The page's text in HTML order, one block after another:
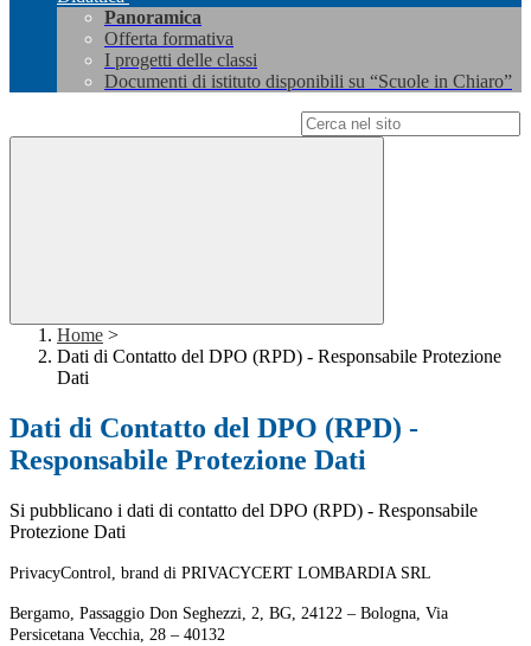
Panoramica
Offerta formativa
I progetti delle classi
Documenti di istituto disponibili su “Scuole in Chiaro”
Home >
Dati di Contatto del DPO (RPD) - Responsabile Protezione
Dati
Dati di Contatto del DPO (RPD) -
Responsabile Protezione Dati
Si pubblicano i dati di contatto del DPO (RPD) - Responsabile
Protezione Dati
PrivacyControl, brand di PRIVACYCERT LOMBARDIA SRL
Bergamo, Passaggio Don Seghezzi, 2, BG, 24122 – Bologna, Via
Persicetana Vecchia, 28 – 40132